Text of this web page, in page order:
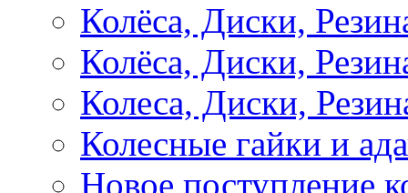
Колёса, Диски,
Колёса, Диски,
Колеса, Диски,
Колесные гайки и
Новое поступление